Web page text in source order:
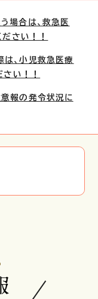
場合は、救急医
さい！！
、小児救急医療
い！！
報の発令状況に